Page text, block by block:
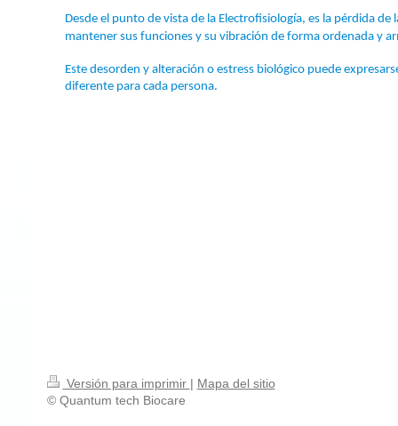
Desde el punto de vista de la Electrofisiología, es la pérdida
mantener sus funciones y su vibración de forma ordenada y
Este desorden y alteración o estress biológico puede
diferente para cada persona.
Versión para imprimir | Mapa del sitio
© Quantum tech Biocare